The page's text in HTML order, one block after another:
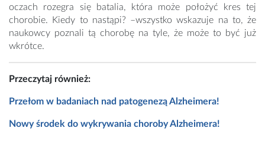
oczach rozegra się batalia, która może położyć kres tej
chorobie. Kiedy to nastąpi? –wszystko wskazuje na to, że
naukowcy poznali tą chorobę na tyle, że może to być już
wkrótce.
Przeczytaj również:
Przełom w badaniach nad patogenezą Alzheimera!
Nowy środek do wykrywania choroby Alzheimera!